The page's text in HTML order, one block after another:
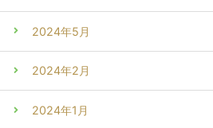
2024年5月
2024年2月
2024年1月